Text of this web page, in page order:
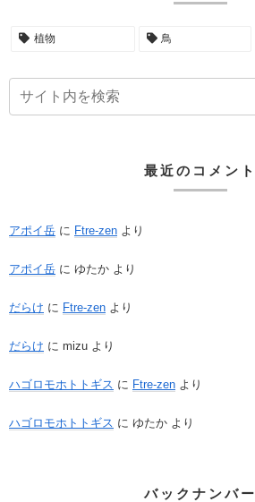
植物 鳥
最近のコメント
アポイ岳 に Ftre-zen より
アポイ岳 に ゆたか より
だらけ に Ftre-zen より
だらけ に mizu より
ハゴロモホトトギス に Ftre-zen より
ハゴロモホトトギス に ゆたか より
バックナンバー